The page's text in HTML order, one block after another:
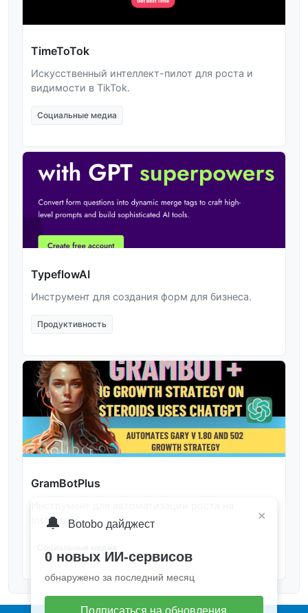
TimeToTok
Искусственный интеллект-пилот для роста и
видимости в TikTok.
Социальные медиа
TypeflowAI
Инструмент для создания форм для бизнеса.
Продуктивность
GramBotPlus
Instagram.
×
🔔 Botobo дайджест
0 новых ИИ-сервисов
обнаружено за последний месяц
Подписаться на обновления